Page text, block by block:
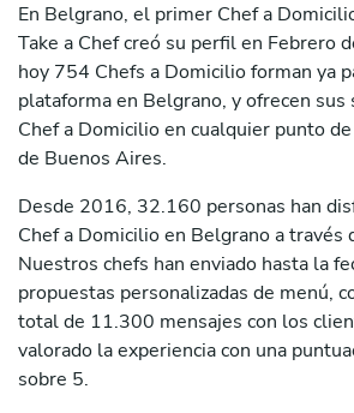
En Belgrano, el primer Chef a
Take a Chef creó su perfil en Febrero
hoy 754 Chefs a Domicilio forman ya
plataforma en Belgrano, y ofrecen sus
Chef a Domicilio en cualquier punto
de Buenos Aires.
Desde 2016, 32.160 personas han
Chef a Domicilio en Belgrano a través
Nuestros chefs han enviado hasta la
propuestas personalizadas de menú,
total de 11.300 mensajes con los
valorado la experiencia con una
sobre 5.